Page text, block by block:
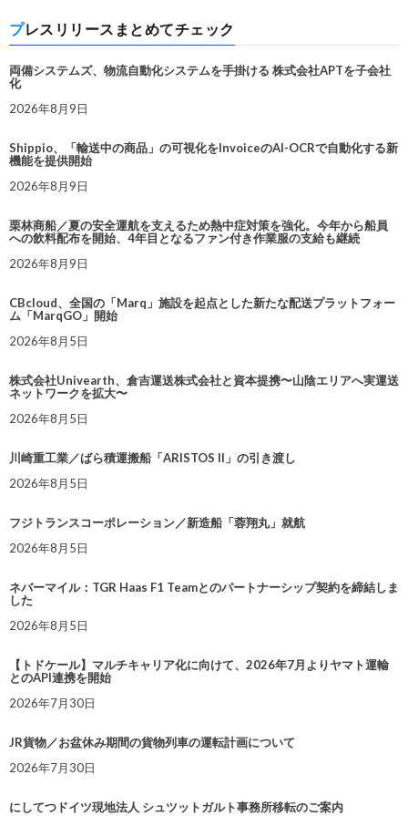
プレスリリースまとめてチェック
両備システムズ、物流自動化システムを手掛ける 株式会社APTを子会社
化
2026年8月9日
Shippio、「輸送中の商品」の可視化をInvoiceのAI-OCRで自動化する新
機能を提供開始
2026年8月9日
栗林商船／夏の安全運航を支えるため熱中症対策を強化。今年から船員
への飲料配布を開始、4年目となるファン付き作業服の支給も継続
2026年8月9日
CBcloud、全国の「Marq」施設を起点とした新たな配送プラットフォー
ム「MarqGO」開始
2026年8月5日
株式会社Univearth、倉吉運送株式会社と資本提携〜山陰エリアへ実運送
ネットワークを拡大〜
2026年8月5日
川崎重工業／ばら積運搬船「ARISTOS II」の引き渡し
2026年8月5日
フジトランスコーポレーション／新造船「蓉翔丸」就航
2026年8月5日
ネバーマイル：TGR Haas F1 Teamとのパートナーシップ契約を締結しま
した
2026年8月5日
【トドケール】マルチキャリア化に向けて、2026年7月よりヤマト運輸
とのAPI連携を開始
2026年7月30日
JR貨物／お盆休み期間の貨物列車の運転計画について
2026年7月30日
にしてつドイツ現地法人 シュツットガルト事務所移転のご案内